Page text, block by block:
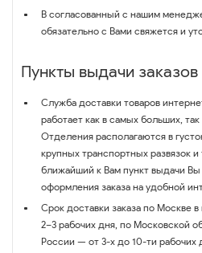
В согласованный с нашим
обязательно с Вами свяжется и
Пункты выдачи
Служба доставки товаров
работает как в самых больших,
Отделения располагаются в
крупных транспортных развязок
ближайший к Вам пункт выдачи
оформления заказа на удобной
Срок доставки заказа по Москве
2–3 рабочих дня, по Московской
России — от 3-х до 10-ти рабочих